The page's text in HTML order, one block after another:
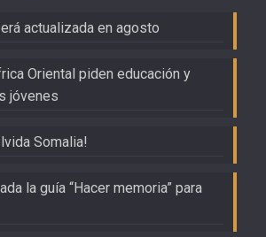
actualizada en agosto
Oriental piden educación y
jóvenes
Somalia!
la guía “Hacer memoria” para